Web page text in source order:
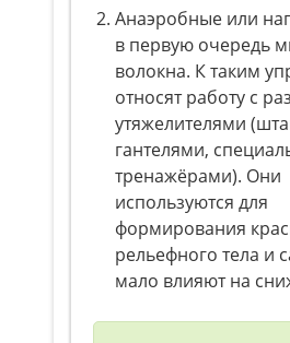
Анаэробные или
в первую очередь
волокна. К таким
относят работу с
утяжелителями
гантелями,
тренажёрами). Они
используются для
формирования
рельефного тела и
мало влияют на